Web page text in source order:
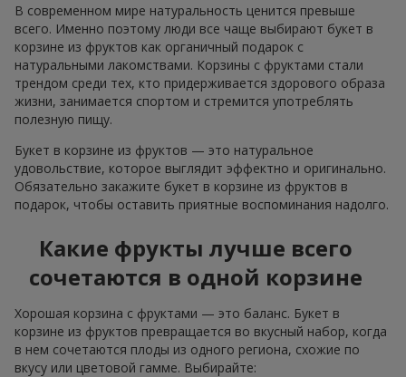
В современном мире натуральность ценится превыше
всего. Именно поэтому люди все чаще выбирают букет в
корзине из фруктов как органичный подарок с
натуральными лакомствами. Корзины с фруктами стали
трендом среди тех, кто придерживается здорового образа
жизни, занимается спортом и стремится употреблять
полезную пищу.
Букет в корзине из фруктов — это натуральное
удовольствие, которое выглядит эффектно и оригинально.
Обязательно закажите букет в корзине из фруктов в
подарок, чтобы оставить приятные воспоминания надолго.
Какие фрукты лучше всего
сочетаются в одной корзине
Хорошая корзина с фруктами — это баланс. Букет в
корзине из фруктов превращается во вкусный набор, когда
в нем сочетаются плоды из одного региона, схожие по
вкусу или цветовой гамме. Выбирайте: